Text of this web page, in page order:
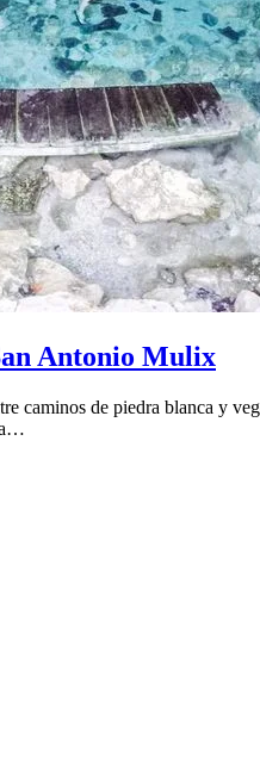
Antonio Mulix
caminos de piedra blanca y